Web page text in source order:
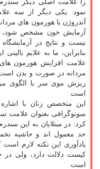
را علامت اصلی دیگر
نمود: یکی دیگر از سه
آندروژن یا هورمون های
آزمایش خون مشخص شود،
نیست و نتایج در
بنابراین، ما به علایم
علامت افزایش هورمون
مردانه در صورت و بدن است.
ریزش موی سر با الگوی
است.
این متخصص زنان با
سونوگرافی بعنوان علامت
کرد: در مبتلایان به این
حد معمول اند و حاشیه
یادآوری این نکته لازم
کیست دلالت دارد، ولی در
است.